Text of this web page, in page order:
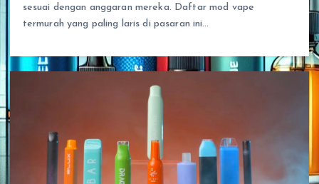
sesuai dengan anggaran mereka. Daftar mod vape
termurah yang paling laris di pasaran ini…